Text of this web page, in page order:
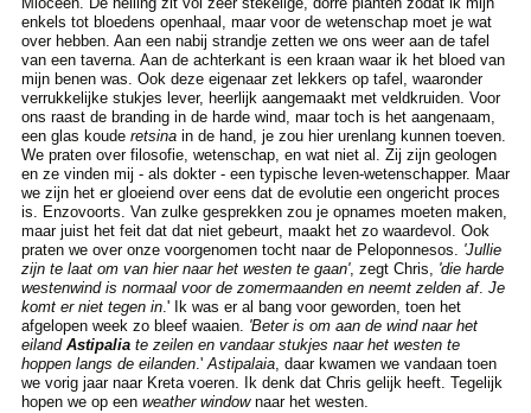
enkels tot bloedens openhaal, maar voor de wetenschap moet je wat
over hebben. Aan een nabij strandje zetten we ons weer aan de tafel
van een taverna. Aan de achterkant is een kraan waar ik het bloed van
mijn benen was. Ook deze eigenaar zet lekkers op tafel, waaronder
verrukkelijke stukjes lever, heerlijk aangemaakt met veldkruiden. Voor
ons raast de branding in de harde wind, maar toch is het aangenaam,
een glas kouderetsinain de hand, je zou hier urenlang kunnen toeven.
We praten over filosofie, wetenschap, en wat niet al. Zij zijn geologen
en ze vinden mij - als dokter - een typische leven-wetenschapper. Maar
we zijn het er gloeiend over eens dat de evolutie een ongericht proces
is. Enzovoorts. Van zulke gesprekken zou je opnames moeten maken,
maar juist het feit dat dat niet gebeurt, maakt het zo waardevol. Ook
praten we over onze voorgenomen tocht naar de Peloponnesos. 'Jullie
zijn te laat om van hier naar het westen te gaan', zegt Chris, 'die harde
westenwind is normaal voor de zomermaanden en neemt zelden af. Je
komt er niet tegen in.' Ik was er al bang voor geworden, toen het
afgelopen week zo bleef waaien. 'Beter is om aan de wind naar het
eiland Astipaliate zeilen en vandaar stukjes naar het westen te
hoppen langs de eilanden.'Astipalaia, daar kwamen we vandaan toen
we vorig jaar naar Kreta voeren. Ik denk dat Chris gelijk heeft. Tegelijk
hopen we op een weather windownaar het westen.